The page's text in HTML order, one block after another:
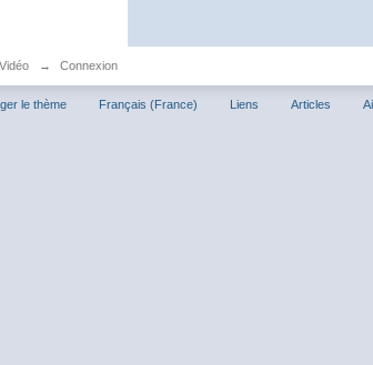
→ Connexion
le thème Français (France) Liens Articles